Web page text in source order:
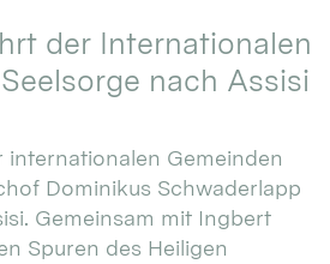
der Internationalen
nach Assisi
internationalen Gemeinden
Dominikus Schwaderlapp
Gemeinsam mit Ingbert
Spuren des Heiligen